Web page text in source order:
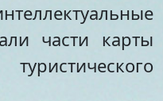
части карты